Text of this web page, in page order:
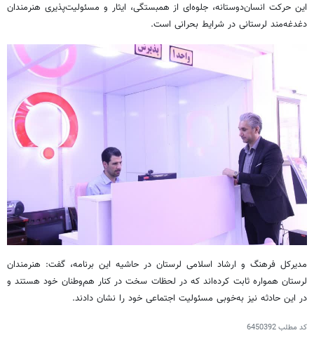
این حرکت انسان‌دوستانه، جلوه‌ای از همبستگی، ایثار و مسئولیت‌پذیری هنرمندان
دغدغه‌مند لرستانی در شرایط بحرانی است.
مدیرکل فرهنگ و ارشاد اسلامی لرستان در حاشیه این برنامه، گفت: هنرمندان
لرستان همواره ثابت کرده‌اند که در لحظات سخت در کنار هم‌وطنان خود هستند و
در این حادثه نیز به‌خوبی مسئولیت اجتماعی خود را نشان دادند.
کد مطلب6450392